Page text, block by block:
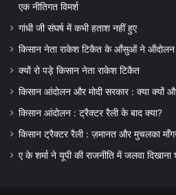
एक नीतिगत विमर्श
गांधी जी संघर्ष में कभी हताश नहीं हुए
किसान नेता राकेश टिकैत के आँसुओं ने ऑंदोलन
क्यों रो पड़े किसान नेता राकेश टिकैत
किसान आंदोलन और मोदी सरकार : क्या क्यों
किसान आंदोलन : ट्रैक्टर रैली के बाद क्या?
किसान ट्रैक्टर रैली : ज़मानत और मुचलका माँगने
ए के शर्मा ने यूपी की राजनीति में जलवा